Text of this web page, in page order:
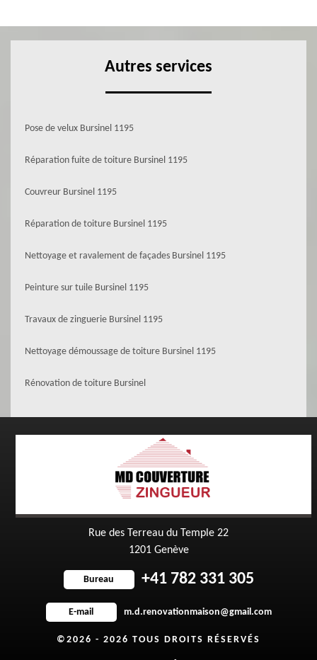
Autres services
Pose de velux Bursinel 1195
Réparation fuite de toiture Bursinel 1195
Couvreur Bursinel 1195
Réparation de toiture Bursinel 1195
Nettoyage et ravalement de façades Bursinel 1195
Peinture sur tuile Bursinel 1195
Travaux de zinguerie Bursinel 1195
Nettoyage démoussage de toiture Bursinel 1195
Rénovation de toiture Bursinel
Rue des Terreau du Temple 22
1201 Genève
Bureau +41 782 331 305
E-mail m.d.renovationmaison@gmail.com
©2026 - 2026 TOUS DROITS RÉSERVÉS